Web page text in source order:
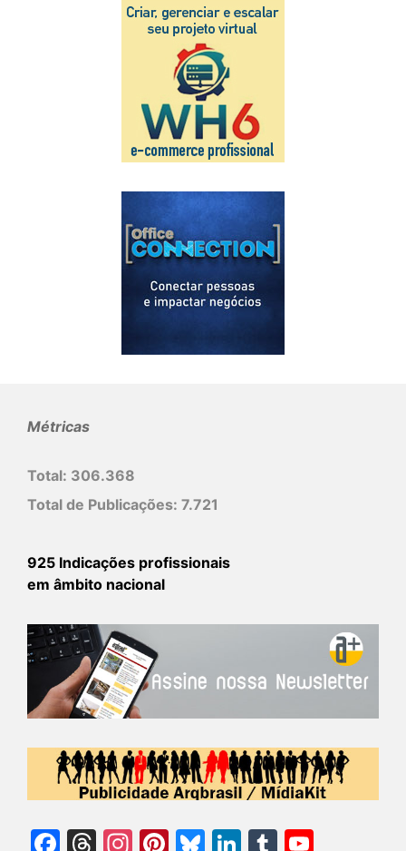
Métricas
Total: 306.368
Total de Publicações: 7.721
925 Indicações profissionais
em âmbito nacional
Facebook
Threads
Instagram
Pinterest
Bluesky
LinkedIn
Tumblr